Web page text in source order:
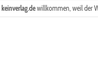
keinverlag.dewillkommen, weil der